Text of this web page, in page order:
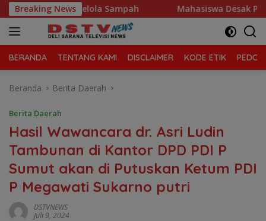
Langsung
ke
konten
Breaking News
Kelola Sampah Mahasiswa Desak Polda Sumut
BERANDA TENTANG KAMI DISCLAIMER KODE ETIK
Beranda Berita Daerah
Berita Daerah
Hasil Wawancara dr. Asri Ludin
Tambunan di Kantor DPD PDI P
Sumut akan di Putuskan Ketum PDI
P Megawati Sukarno putri
DSTVNEWS
Juli 9, 2024